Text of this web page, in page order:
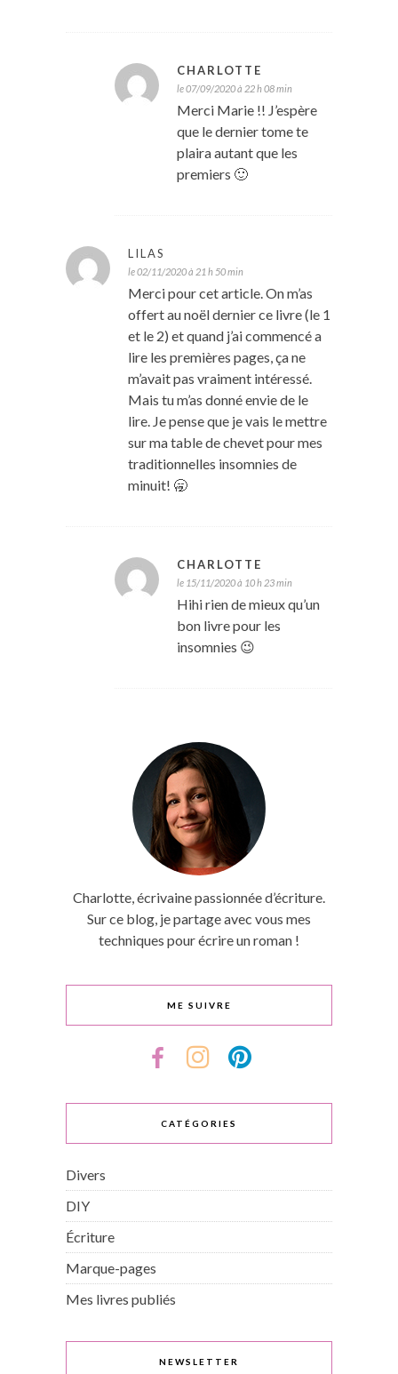
CHARLOTTE
le 07/09/2020 à 22 h 08 min
Merci Marie !! J’espère
que le dernier tome te
plaira autant que les
premiers 🙂
LILAS
le 02/11/2020 à 21 h 50 min
Merci pour cet article. On m’as
offert au noël dernier ce livre (le 1
et le 2) et quand j’ai commencé a
lire les premières pages, ça ne
m’avait pas vraiment intéressé.
Mais tu m’as donné envie de le
lire. Je pense que je vais le mettre
sur ma table de chevet pour mes
traditionnelles insomnies de
minuit! 🥱
CHARLOTTE
le 15/11/2020 à 10 h 23 min
Hihi rien de mieux qu’un
bon livre pour les
insomnies 😉
Charlotte, écrivaine passionnée d’écriture.
Sur ce blog, je partage avec vous mes
techniques pour écrire un roman !
ME SUIVRE
CATÉGORIES
Divers
DIY
Écriture
Marque-pages
Mes livres publiés
NEWSLETTER